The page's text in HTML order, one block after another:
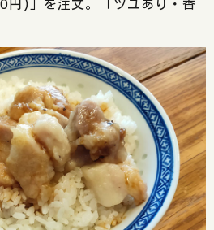
円)」を注文。「ツユあり・香